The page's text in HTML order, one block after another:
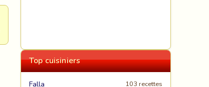
Top cuisiniers
Falla 103 recettes